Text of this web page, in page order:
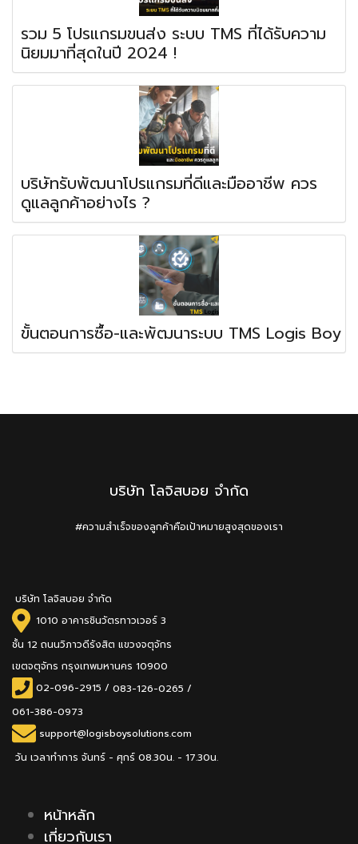
รวม 5 โปรแกรมขนส่ง ระบบ TMS ที่ได้รับความ
นิยมมาที่สุดในปี 2024 !
บริษัทรับพัฒนาโปรแกรมที่ดีและมืออาชีพ ควร
ดูแลลูกค้าอย่างไร ?
ขั้นตอนการซื้อ-และพัฒนาระบบ TMS Logis Boy
บริษัท โลจิสบอย จำกัด
#ความสำเร็จของลูกค้าคือเป้าหมายสูงสุดของเรา
บริษัท โลจิสบอย จำกัด
1010 อาคารชินวัตรทาวเวอร์ 3
ชั้น 12 ถนนวิภาวดีรังสิต แขวงจตุจักร
เขตจตุจักร กรุงเทพมหานคร 10900
02-096-2915/083-126-0265 /
061-386-0973
support@logisboysolutions.com
วัน เวลาทำการ จันทร์ - ศุกร์ 08.30น. - 17.30น.
หน้าหลัก
เกี่ยวกับเรา